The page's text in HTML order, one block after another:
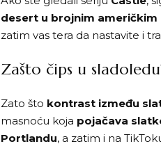
desert u brojnim američkim
zatim vas tera da nastavite i
Zašto čips u
Zato što kontrast između
masnoću koja pojačava
Portlandu, a zatim i na